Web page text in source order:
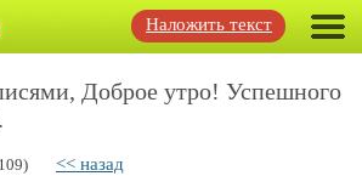
Наложить текст
Доброе утро! Успешного
<< назад